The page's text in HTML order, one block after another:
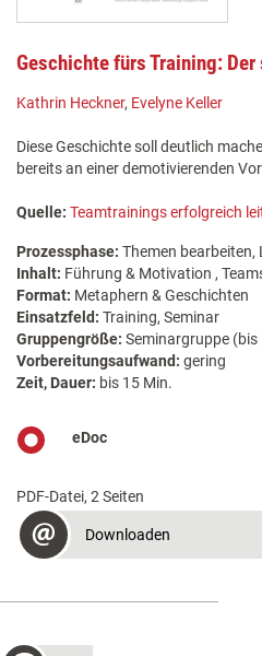
Geschichte fürs Training:
Kathrin Heckner, Evelyne Keller
Diese Geschichte soll deutlich
bereits an einer demotivierenden
Quelle: Teamtrainings erfolgreich
Prozessphase: Themen
Inhalt: Führung & Motivation ,
Format: Metaphern & Geschichten
Einsatzfeld: Training, Seminar
Gruppengröße: Seminargruppe (bis
Vorbereitungsaufwand: gering
Zeit, Dauer: bis 15 Min.
eDoc
PDF-Datei, 2 Seiten
Downloaden